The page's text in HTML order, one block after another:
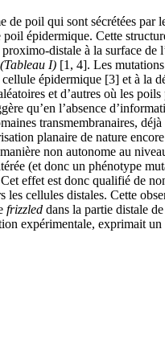
poil qui sont sécrétées
épidermique. Cette
distale à la surface
(Tableau I) [1, 4]. Les
épidermique [3] et à la
et d’autres où les
qu’en l’absence
transmembranaires,
planaire de nature
non autonome au
(et donc un phénotype
effet est donc qualifié de
cellules distales. Cette
frizzled dans la partie distale
expérimentale, exprimait